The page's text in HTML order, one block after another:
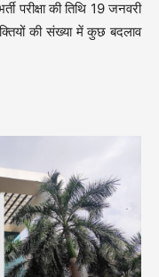
परीक्षा की तिथि 19 जनवरी
की संख्या में कुछ बदलाव